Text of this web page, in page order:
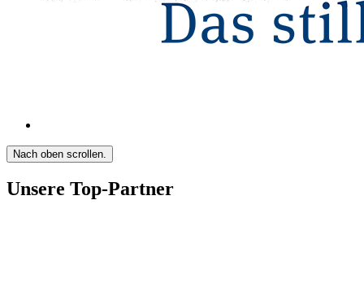
Nach oben scrollen.
Unsere Top-Partner